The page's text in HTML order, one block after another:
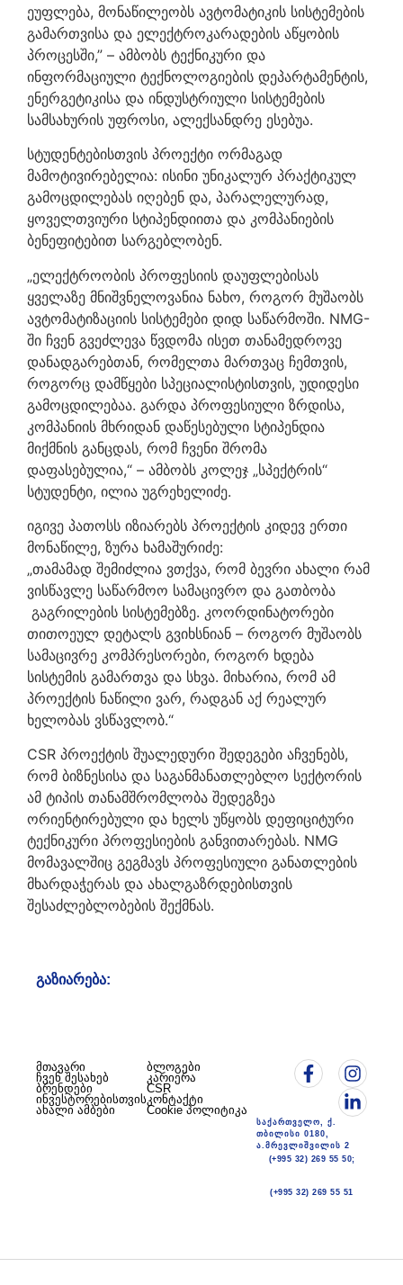
ეუფლება, მონაწილეობს ავტომატიკის სისტემების
გამართვისა და ელექტროკარადების აწყობის
პროცესში,” – ამბობს ტექნიკური და
ინფორმაციული ტექნოლოგიების დეპარტამენტის,
ენერგეტიკისა და ინდუსტრიული სისტემების
სამსახურის უფროსი, ალექსანდრე ესებუა.
სტუდენტებისთვის პროექტი ორმაგად
მამოტივირებელია: ისინი უნიკალურ პრაქტიკულ
გამოცდილებას იღებენ და, პარალელურად,
ყოველთვიური სტიპენდიითა და კომპანიების
ბენეფიტებით სარგებლობენ.
„ელექტროობის პროფესიის დაუფლებისას
ყველაზე მნიშვნელოვანია ნახო, როგორ მუშაობს
ავტომატიზაციის სისტემები დიდ საწარმოში. NMG-
ში ჩვენ გვეძლევა წვდომა ისეთ თანამედროვე
დანადგარებთან, რომელთა მართვაც ჩემთვის,
როგორც დამწყები სპეციალისტისთვის, უდიდესი
გამოცდილებაა. გარდა პროფესიული ზრდისა,
კომპანიის მხრიდან დაწესებული სტიპენდია
მიქმნის განცდას, რომ ჩვენი შრომა
დაფასებულია,“ – ამბობს კოლეჯ „სპექტრის“
სტუდენტი, ილია უგრეხელიძე.
იგივე პათოსს იზიარებს პროექტის კიდევ ერთი
მონაწილე, ზურა ხამაშურიძე:
„თამამად შემიძლია ვთქვა, რომ ბევრი ახალი რამ
ვისწავლე საწარმოო სამაცივრო და გათბობა
გაგრილების სისტემებზე. კოორდინატორები
თითოეულ დეტალს გვიხსნიან – როგორ მუშაობს
სამაცივრე კომპრესორები, როგორ ხდება
სისტემის გამართვა და სხვა. მიხარია, რომ ამ
პროექტის ნაწილი ვარ, რადგან აქ რეალურ
ხელობას ვსწავლობ.“
CSR პროექტის შუალედური შედეგები აჩვენებს,
რომ ბიზნესისა და საგანმანათლებლო სექტორის
ამ ტიპის თანამშრომლობა შედეგზეა
ორიენტირებული და ხელს უწყობს დეფიციტური
ტექნიკური პროფესიების განვითარებას. NMG
მომავალშიც გეგმავს პროფესიული განათლების
მხარდაჭერას და ახალგაზრდებისთვის
შესაძლებლობების შექმნას.
ᲒᲐᲖᲘᲐᲠᲔᲑᲐ:
მთავარი
ჩვენ შესახებ
ბრენდები
ინვესტორებისთვის
ახალი ამბები
ბლოგები
კარიერა
CSR
კონტაქტი
Cookie პოლიტიკა
საქართველო, ქ.
თბილისი 0180,
ა.მრევლიშვილის 2
(+995 32) 269 55 50;
(+995 32) 269 55 51